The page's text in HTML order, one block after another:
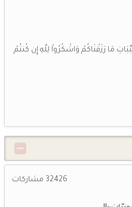
العظيم
مَا رَزَقْنَاكُمْ وَاشْكُرُواْ لِلّهِ إِن كُنتُمْ
32426 مشاركات